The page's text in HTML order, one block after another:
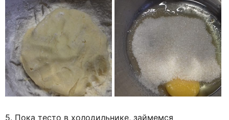
5. Пока тесто в холодильнике, займемся